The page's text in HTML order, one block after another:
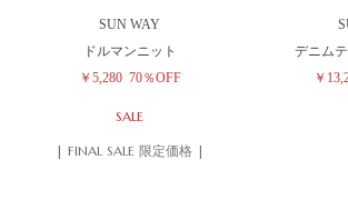
SUN WAY
ドルマンニット
￥5,280 70％OFF
SALE
| FINAL SALE 限定価格 |
デニム
￥